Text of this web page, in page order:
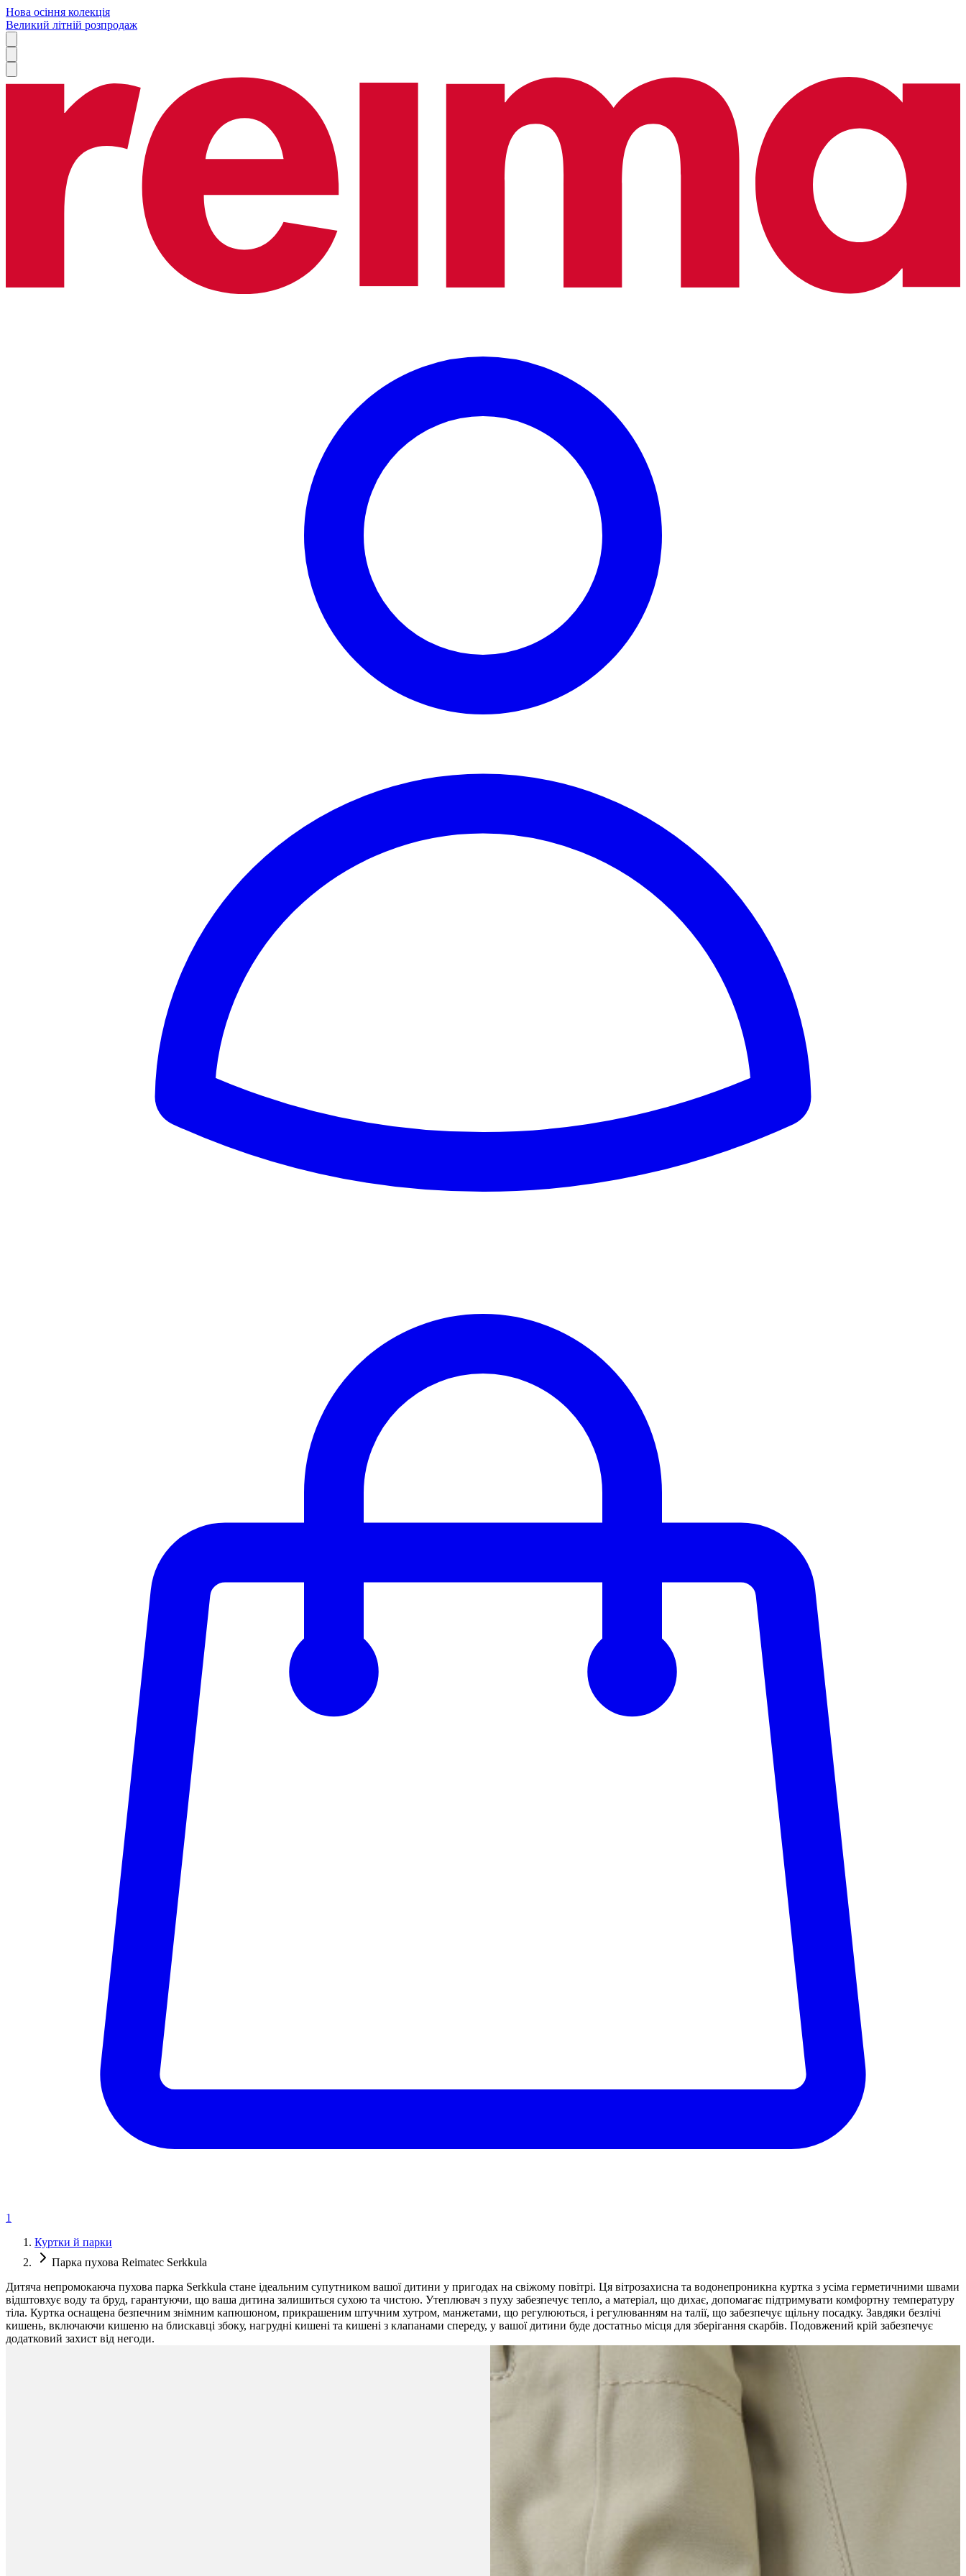
Нова осіння колекція
Великий літній розпродаж
1
Куртки й парки
Парка пухова Reimatec Serkkula
Дитяча непромокаюча пухова парка Serkkula стане ідеальним супутником вашої дитини у пригодах на свіжому повітрі. Ця вітрозахисна та водонепроникна куртка з усіма герметичними швами
відштовхує воду та бруд, гарантуючи, що ваша дитина залишиться сухою та чистою. Утеплювач з пуху забезпечує тепло, а матеріал, що дихає, допомагає підтримувати комфортну температуру
тіла. Куртка оснащена безпечним знімним капюшоном, прикрашеним штучним хутром, манжетами, що регулюються, і регулюванням на талії, що забезпечує щільну посадку. Завдяки безлічі
кишень, включаючи кишеню на блискавці збоку, нагрудні кишені та кишені з клапанами спереду, у вашої дитини буде достатньо місця для зберігання скарбів. Подовжений крій забезпечує
додатковий захист від негоди.